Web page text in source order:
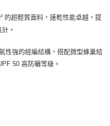
的超輕質面料，速乾性能卓越，提
。
性強的經編結構，搭配微型蜂巢結
50 高防曬等級。